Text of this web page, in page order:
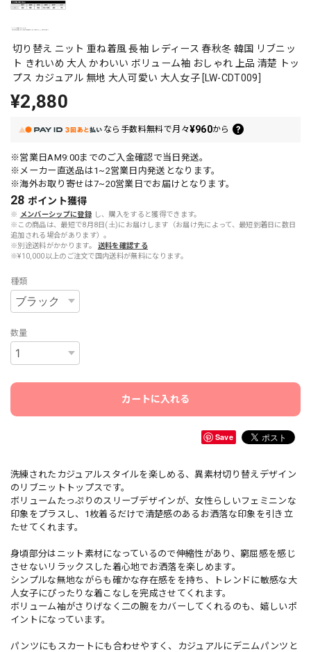
切り替え ニット 重ね着風 長袖 レディース 春秋冬 韓国 リブニッ
ト きれいめ 大人 かわいい ボリューム袖 おしゃれ 上品 清楚 トッ
プス カジュアル 無地 大人可愛い 大人女子 [LW-CDT009]
¥2,880
なら 手数料無料で月々¥960から
※営業日AM9:00までのご入金確認で当日発送。
※メーカー直送品は1~2営業日内発送となります。
※海外お取り寄せは7~20営業日でお届けとなります。
28 ポイント獲得
※ メンバーシップに登録 し、購入をすると獲得できます。
※この商品は、最短で8月8日(土)にお届けします（お届け先によって、最短到着日に数日
追加される場合があります）。
※別途送料がかかります。
送料を確認する
※¥10,000以上のご注文で国内送料が無料になります。
種類
数量
カートに入れる
Save
洗練されたカジュアルスタイルを楽しめる、異素材切り替えデザイン
のリブニットトップスです。
ボリュームたっぷりのスリーブデザインが、女性らしいフェミニンな
印象をプラスし、1枚着るだけで清楚感のあるお洒落な印象を引き立
たせてくれます。
身頃部分はニット素材になっているので伸縮性があり、窮屈感を感じ
させないリラックスした着心地でお洒落を楽しめます。
シンプルな無地ながらも確かな存在感をを持ち、トレンドに敏感な大
人女子にぴったりな着こなしを完成させてくれます。
ボリューム袖がさりげなく二の腕をカバーしてくれるのも、嬉しいポ
イントになっています。
パンツにもスカートにも合わせやすく、カジュアルにデニムパンツと